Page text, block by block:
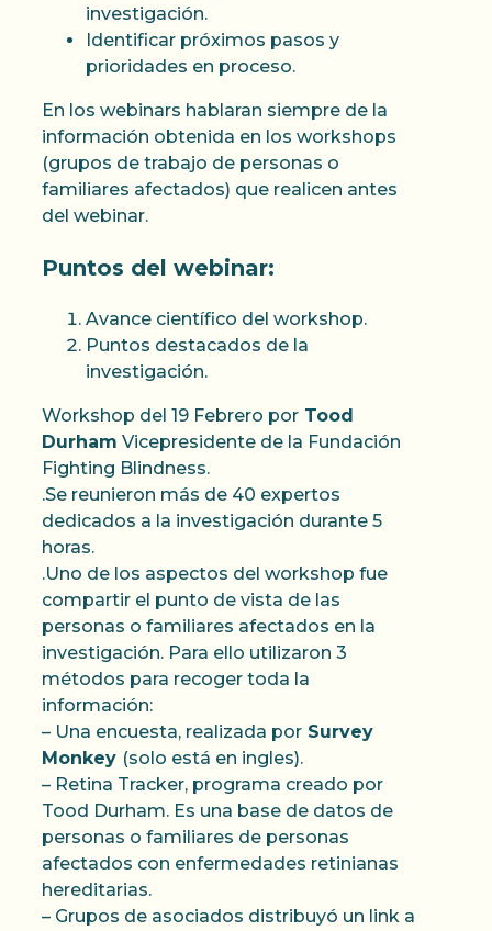
investigación.
Identificar próximos pasos y
prioridades en proceso.
En los webinars hablaran siempre de la
información obtenida en los workshops
(grupos de trabajo de personas o
familiares afectados) que realicen antes
del webinar.
Puntos del webinar:
Avance científico del workshop.
Puntos destacados de la
investigación.
Workshop del 19 Febrero por Tood
Durham Vicepresidente de la Fundación
Fighting Blindness.
.Se reunieron más de 40 expertos
dedicados a la investigación durante 5
horas.
.Uno de los aspectos del workshop fue
compartir el punto de vista de las
personas o familiares afectados en la
investigación. Para ello utilizaron 3
métodos para recoger toda la
información:
– Una encuesta, realizada por Survey
Monkey (solo está en ingles).
– Retina Tracker, programa creado por
Tood Durham. Es una base de datos de
personas o familiares de personas
afectados con enfermedades retinianas
hereditarias.
– Grupos de asociados distribuyó un link a